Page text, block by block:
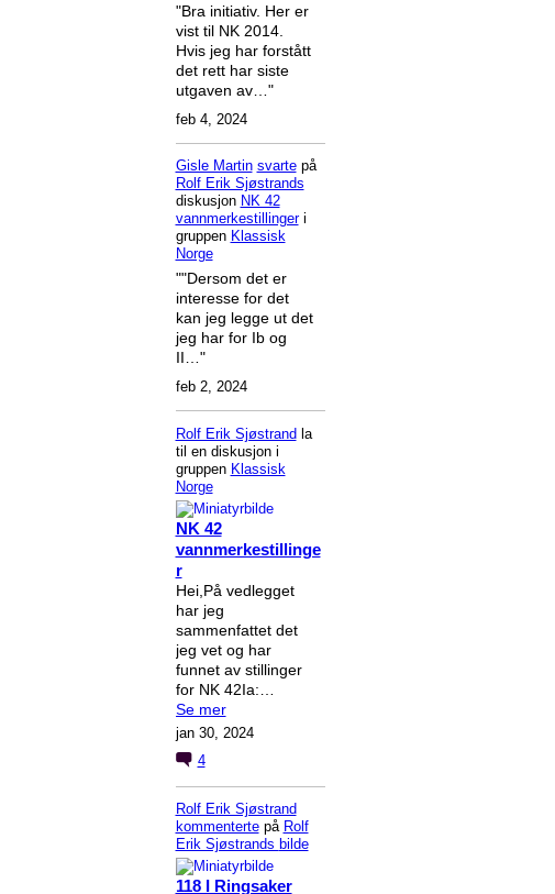
"Bra initiativ. Her er
vist til NK 2014.
Hvis jeg har forstått
det rett har siste
utgaven av…"
feb 4, 2024
Gisle Martin svartepå
Rolf Erik Sjøstrands
diskusjon NK 42
vannmerkestillingeri
gruppen Klassisk
Norge
""Dersom det er
interesse for det
kan jeg legge ut det
jeg har for Ib og
II…"
feb 2, 2024
Rolf Erik Sjøstrand la
til en diskusjon i
gruppen Klassisk
Norge
NK 42
vannmerkestillinge
r
Hei,På vedlegget
har jeg
sammenfattet det
jeg vet og har
funnet av stillinger
for NK 42Ia:…
Se mer
jan 30, 2024
4
Rolf Erik Sjøstrand
kommentertepå Rolf
Erik Sjøstrands bilde
118 I Ringsaker